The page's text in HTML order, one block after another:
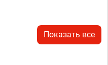
Показать все